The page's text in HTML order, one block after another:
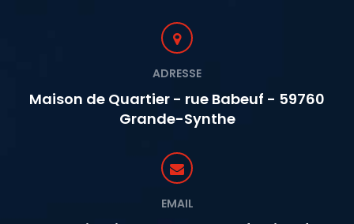
ADRESSE
Maison de Quartier - rue Babeuf - 59760
Grande-Synthe
EMAIL